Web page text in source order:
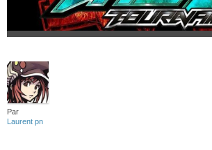
Par
Laurent pn